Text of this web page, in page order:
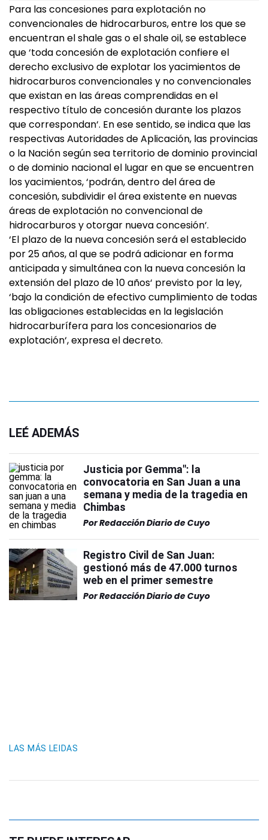
Para las concesiones para explotación no
convencionales de hidrocarburos, entre los que se
encuentran el shale gas o el shale oil, se establece
que ‘toda concesión de explotación confiere el
derecho exclusivo de explotar los yacimientos de
hidrocarburos convencionales y no convencionales
que existan en las áreas comprendidas en el
respectivo título de concesión durante los plazos
que correspondan‘. En ese sentido, se indica que las
respectivas Autoridades de Aplicación, las provincias
o la Nación según sea territorio de dominio provincial
o de dominio nacional el lugar en que se encuentren
los yacimientos, ‘podrán, dentro del área de
concesión, subdividir el área existente en nuevas
áreas de explotación no convencional de
hidrocarburos y otorgar nueva concesión‘.
‘El plazo de la nueva concesión será el establecido
por 25 años, al que se podrá adicionar en forma
anticipada y simultánea con la nueva concesión la
extensión del plazo de 10 años‘ previsto por la ley,
‘bajo la condición de efectivo cumplimiento de todas
las obligaciones establecidas en la legislación
hidrocarburífera para los concesionarios de
explotación‘, expresa el decreto.
LEÉ ADEMÁS
Justicia por Gemma": la
convocatoria en San Juan a una
semana y media de la tragedia en
Chimbas
PorRedacción Diario de Cuyo
Registro Civil de San Juan:
gestionó más de 47.000 turnos
web en el primer semestre
PorRedacción Diario de Cuyo
LAS MÁS LEIDAS